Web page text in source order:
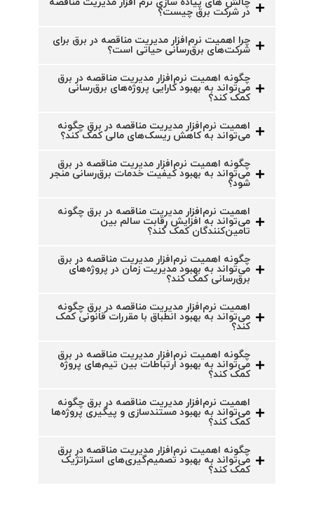
در شرکت برق چیست؟
چرا اهمیت نرم‌افزار مدیریت مناقصه در برق برای
شرکت‌های برق‌رسانی حیاتی است؟
چگونه اهمیت نرم‌افزار مدیریت مناقصه در برق
می‌تواند به بهبود کارایی پروژه‌های برق‌رسانی
کمک کند؟
اهمیت نرم‌افزار مدیریت مناقصه در برق چگونه
می‌تواند به کاهش ریسک‌های مالی کمک کند؟
چگونه اهمیت نرم‌افزار مدیریت مناقصه در برق
می‌تواند به بهبود کیفیت خدمات برق‌رسانی منجر
شود؟
اهمیت نرم‌افزار مدیریت مناقصه در برق چگونه
می‌تواند به افزایش رقابت سالم بین
تامین‌کنندگان کمک کند؟
چگونه اهمیت نرم‌افزار مدیریت مناقصه در برق
می‌تواند به بهبود مدیریت زمان در پروژه‌های
برق‌رسانی کمک کند؟
اهمیت نرم‌افزار مدیریت مناقصه در برق چگونه
می‌تواند به بهبود انطباق با مقررات قانونی کمک
کند؟
چگونه اهمیت نرم‌افزار مدیریت مناقصه در برق
می‌تواند به بهبود ارتباطات بین تیم‌های پروژه
کمک کند؟
اهمیت نرم‌افزار مدیریت مناقصه در برق چگونه
می‌تواند به بهبود مستندسازی و پیگیری پروژه‌ها
کمک کند؟
چگونه اهمیت نرم‌افزار مدیریت مناقصه در برق
می‌تواند به بهبود تصمیم‌گیری‌های استراتژیک
کمک کند؟